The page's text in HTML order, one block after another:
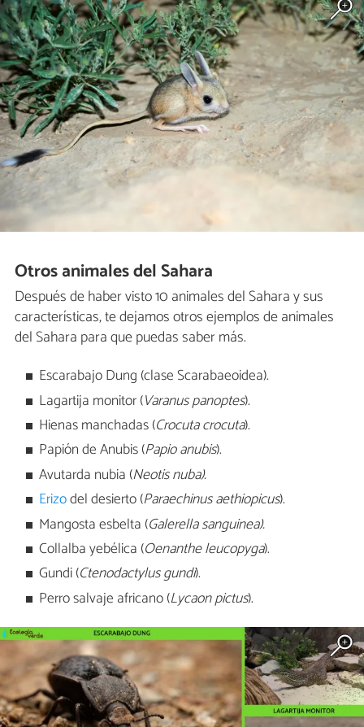
Otros animales del Sahara
Después de haber visto 10 animales del Sahara y sus
características, te dejamos otros ejemplos de animales
del Sahara para que puedas saber más.
Escarabajo Dung (clase Scarabaeoidea).
Lagartija monitor (Varanus panoptes).
Hienas manchadas (Crocuta crocuta).
Papión de Anubis (Papio anubis).
Avutarda nubia (Neotis nuba).
Erizodel desierto (Paraechinus aethiopicus).
Mangosta esbelta (Galerella sanguinea).
Collalba yebélica (Oenanthe leucopyga).
Gundi (Ctenodactylus gundi).
Perro salvaje africano (Lycaon pictus).